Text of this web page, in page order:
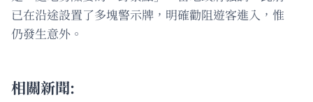
已在沿途設置了多塊警示牌，明確勸阻遊客進入，惟
仍發生意外。
相關新聞: